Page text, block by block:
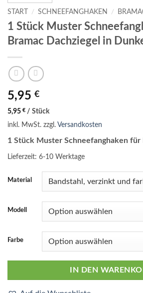
START / SCHNEEFANGHAKEN /
1 Stück Muster
Bramac Dachziegel in
5,95 €
5,95 € / Stück
inkl. MwSt. zzgl. Versandkosten
1 Stück Muster Schneefanghaken für
Lieferzeit: 6-10 Werktage
Material
Modell
Farbe
IN DEN